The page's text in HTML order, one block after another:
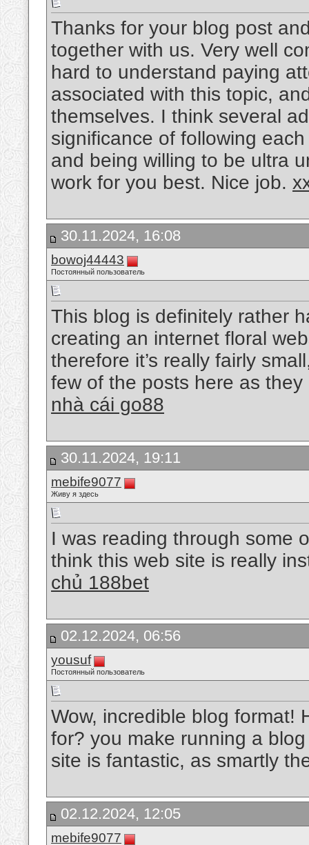
Thanks for your blog post
together with us. Very well
hard to understand paying
associated with this topic,
themselves. I think several
significance of following
and being willing to be ultra
work for you best. Nice job.
30.11.2024, 16:08
bowoj44443
Постоянный пользователь
This blog is definitely rather
creating an internet floral
therefore it’s really fairly
few of the posts here as
nhà cái go88
30.11.2024, 19:11
mebife9077
Живу я здесь
I was reading through some
think this web site is really
chủ 188bet
02.12.2024, 06:56
yousuf
Постоянный пользователь
Wow, incredible blog format!
for? you make running a
site is fantastic, as smartly
02.12.2024, 12:05
mebife9077